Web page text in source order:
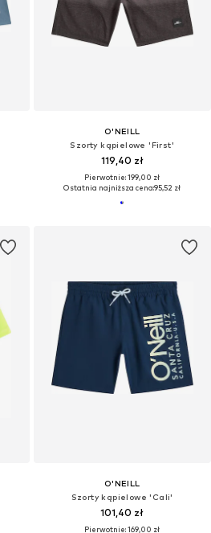
O'NEILL
Szorty kąpielowe 'First'
119,40 zł
Pierwotnie: 199,00 zł
Ostatnia najniższa cena:95,52 zł
O'NEILL
Szorty kąpielowe 'Cali'
101,40 zł
Pierwotnie: 169,00 zł